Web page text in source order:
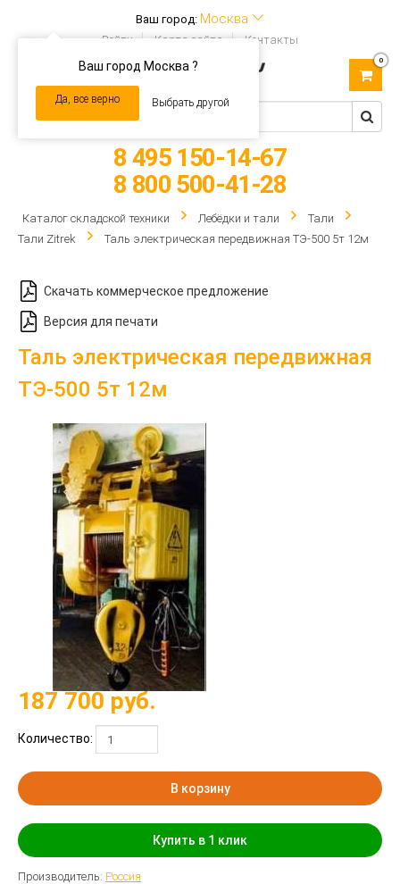
Ваш город: Москва
Ваш город Москва ?
Да, все верно Выбрать другой
Войти Карта сайта Контакты
navigation
0
8 495 150-14-67
8 800 500-41-28
Каталог складской техники Лебёдки и тали
Тали
Тали Zitrek
Таль электрическая передвижная ТЭ-500 5т 12м
Скачать коммерческое предложение
Версия для печати
Таль электрическая передвижная
ТЭ-500 5т 12м
187 700руб.
Количество:
В корзину
Купить в 1 клик
Производитель: Россия